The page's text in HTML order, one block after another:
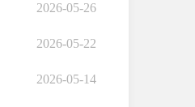
2026-05-26
2026-05-22
2026-05-14